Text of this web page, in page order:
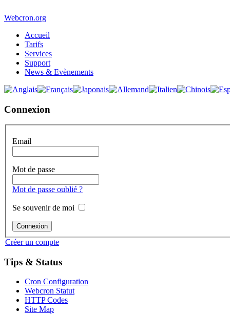
Webcron.org
Accueil
Tarifs
Services
Support
News & Evènements
Connexion
Email
Mot de passe
Mot de passe oublié ?
Se souvenir de moi
Créer un compte
Tips & Status
Cron Configuration
Webcron Statut
HTTP Codes
Site Map